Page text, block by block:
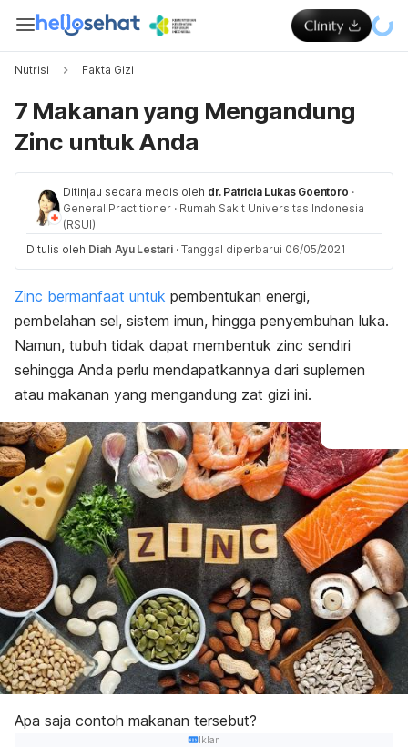
Nutrisi Fakta Gizi
7 Makanan yang Mengandung
Zinc untuk Anda
Ditinjau secara medis oleh dr. Patricia Lukas Goentoro ·
General Practitioner · Rumah Sakit Universitas Indonesia
(RSUI)
Ditulis oleh Diah Ayu Lestari · Tanggal diperbarui 06/05/2021
Zinc bermanfaat untuk pembentukan energi,
pembelahan sel, sistem imun, hingga penyembuhan luka.
Namun, tubuh tidak dapat membentuk zinc sendiri
sehingga Anda perlu mendapatkannya dari suplemen
atau makanan yang mengandung zat gizi ini.
Apa saja contoh makanan tersebut?
Iklan